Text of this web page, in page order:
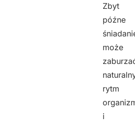
Zbyt
późne
może
rytm
i